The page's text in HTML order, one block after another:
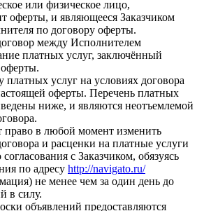
или физическое лицо,
оферты, и являющееся Заказчиком
по договору оферты.
между Исполнителем
платных услуг, заключённый
платных услуг на условиях договора
оферты. Перечень платных
ниже, и являются неотъемлемой
право в любой момент изменить
и расценки на платные услуги
с Заказчиком, обязуясь
по адресу http://navigato.ru/
не менее чем за один день до
в силу.
объявлений предоставляются